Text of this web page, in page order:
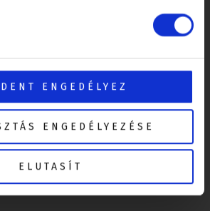
ENGEDÉLYEZ
ENGEDÉLYEZÉSE
ELUTASÍT